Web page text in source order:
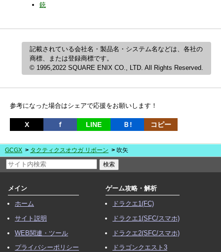
銃
記載されている会社名・製品名・システム名などは、各社の
商標、または登録商標です。
© 1995,2022 SQUARE ENIX CO., LTD. All Rights Reserved.
参考になった場合はシェアで応援をお願いします！
X ｆ LINE Ｂ! コピー
GCGX タクティクスオウガ リボーン 吹矢
メイン
ホーム
サイト説明
WEB関連・ツール
プライバシーポリシー
ゲーム攻略・解析
ドラクエ1(FC)
ドラクエ1(SFC/スマホ)
ドラクエ2(SFC/スマホ)
ドラゴンクエスト3